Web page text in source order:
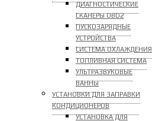
ДИАГНОСТИЧЕСКИЕ
СКАНЕРЫ OBD2
ПУСКОЗАРЯДНЫЕ
УСТРОЙСТВА
СИСТЕМА ОХЛАЖДЕНИЯ
ТОПЛИВНАЯ СИСТЕМА
УЛЬТРАЗВУКОВЫЕ
ВАННЫ
УСТАНОВКИ ДЛЯ ЗАПРАВКИ
КОНДИЦИОНЕРОВ
УСТАНОВКА ДЛЯ